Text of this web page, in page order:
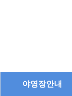
야영장안내